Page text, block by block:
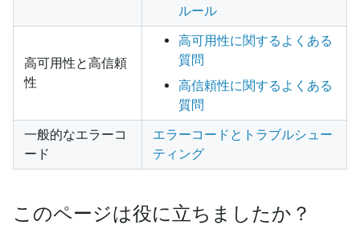
ルール
高可用性と高信頼
性
高可用性に関するよくある
質問
高信頼性に関するよくある
質問
一般的なエラーコ
ード
エラーコードとトラブルシュー
ティング
このページは役に立ちましたか？